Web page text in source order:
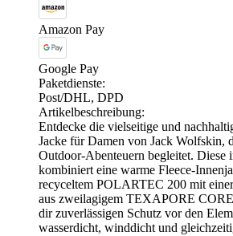
Amazon Pay
Google Pay
Paketdienste:
Post/DHL, DPD
Artikelbeschreibung:
Entdecke die vielseitige und
Jacke für Damen von Jack Wolfskin,
Outdoor-Abenteuern begleitet. Diese
kombiniert eine warme Fleece-
recyceltem POLARTEC 200 mit
aus zweilagigem TEXAPORE
dir zuverlässigen Schutz vor den
wasserdicht, winddicht und